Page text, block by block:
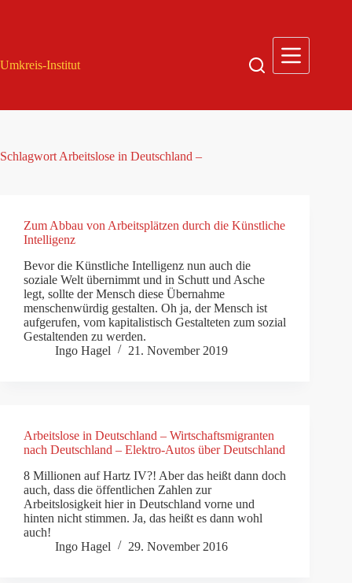
Umkreis-Institut
Schlagwort Arbeitslose in Deutschland –
Zum Abbau von Arbeitsplätzen durch die Künstliche
Intelligenz
Bevor die Künstliche Intelligenz nun auch die
soziale Welt übernimmt und in Schutt und Asche
legt, sollte der Mensch diese Übernahme
menschenwürdig gestalten. Oh ja, der Mensch ist
aufgerufen, vom kapitalistisch Gestalteten zum sozial
Gestaltenden zu werden.
Ingo Hagel
21. November 2019
Arbeitslose in Deutschland – Wirtschaftsmigranten
nach Deutschland – Elektro-Autos über Deutschland
8 Millionen auf Hartz IV?! Aber das heißt dann doch
auch, dass die öffentlichen Zahlen zur
Arbeitslosigkeit hier in Deutschland vorne und
hinten nicht stimmen. Ja, das heißt es dann wohl
auch!
Ingo Hagel
29. November 2016